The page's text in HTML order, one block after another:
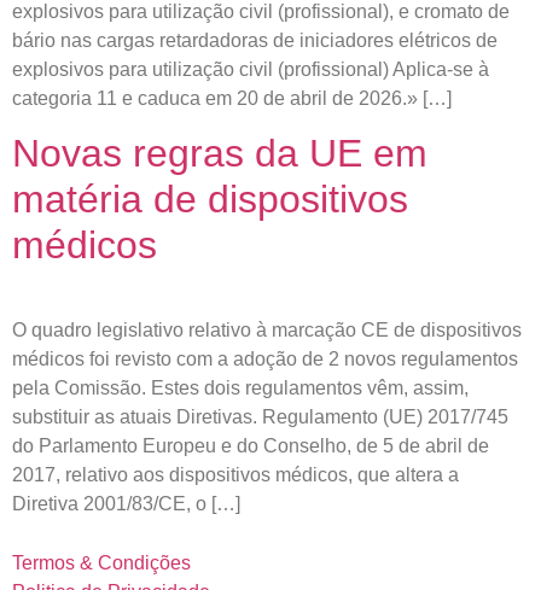
explosivos para utilização civil (profissional), e cromato de
bário nas cargas retardadoras de iniciadores elétricos de
explosivos para utilização civil (profissional) Aplica-se à
categoria 11 e caduca em 20 de abril de 2026.» […]
Novas regras da UE em
matéria de dispositivos
médicos
O quadro legislativo relativo à marcação CE de dispositivos
médicos foi revisto com a adoção de 2 novos regulamentos
pela Comissão. Estes dois regulamentos vêm, assim,
substituir as atuais Diretivas. Regulamento (UE) 2017/745
do Parlamento Europeu e do Conselho, de 5 de abril de
2017, relativo aos dispositivos médicos, que altera a
Diretiva 2001/83/CE, o […]
Termos & Condições